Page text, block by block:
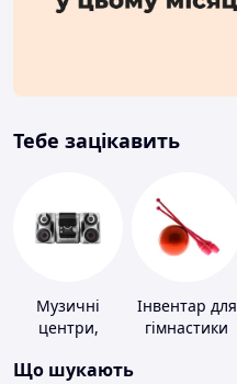
Тебе зацікавить
Музичні
центри,
Інвентар для
гімнастики
Що шукають